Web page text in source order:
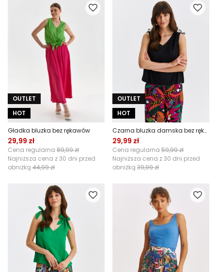
OUTLET
HOT
Gładka bluzka bez rękawów
29,99 zł
Cena regularna 89,99 zł
Najniższa cena z 30 dni przed
obniżką 44,99 zł
OUTLET
HOT
Czarna bluzka damska bez rękawów
29,99 zł
Cena regularna 59,99 zł
Najniższa cena z 30 dni przed
obniżką 39,99 zł